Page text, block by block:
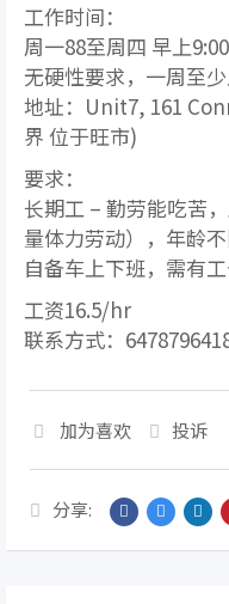
工作时间：
周一88至周四 早上
无硬性要求，一周至
地址：Unit7, 161
界 位于旺市)
要求：
长期工 – 勤劳能吃苦
量体力劳动），年龄
自备车上下班，需有
工资16.5/hr
联系方式：
加为喜欢 投诉
分享: